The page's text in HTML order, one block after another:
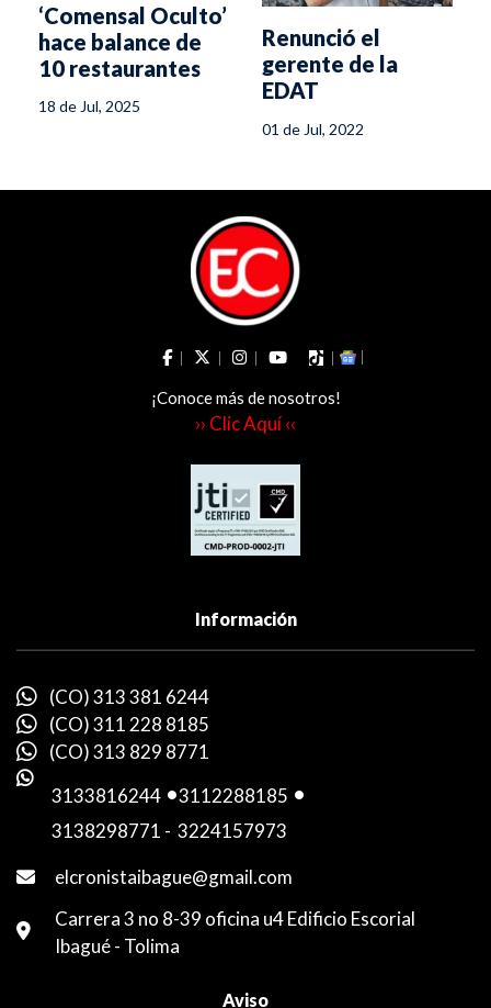
‘Comensal Oculto’
hace balance de
10 restaurantes
18 de Jul, 2025
Renunció el
gerente de la
EDAT
01 de Jul, 2022
¡Conoce más de nosotros!
›› Clic Aquí ‹‹
Información
(CO) 313 381 6244
(CO) 311 228 8185
(CO) 313 829 8771
3133816244 -3112288185 -
3138298771 - 3224157973
elcronistaibague@gmail.com
Carrera 3 no 8-39 oficina u4 Edificio Escorial
Ibagué - Tolima
Aviso